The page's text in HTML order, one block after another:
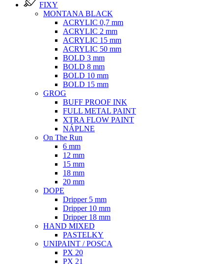
FIXY
MONTANA BLACK
ACRYLIC 0,7 mm
ACRYLIC 2 mm
ACRYLIC 15 mm
ACRYLIC 50 mm
BOLD 3 mm
BOLD 8 mm
BOLD 10 mm
BOLD 15 mm
GROG
BUFF PROOF INK
FULL METAL PAINT
XTRA FLOW PAINT
NÁPLNE
On The Run
6 mm
12 mm
15 mm
18 mm
20 mm
DOPE
Dripper 5 mm
Dripper 10 mm
Dripper 18 mm
HAND MIXED
PASTELKY
UNIPAINT / POSCA
PX 20
PX 21